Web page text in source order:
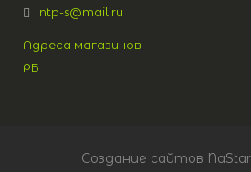
ntp-s@mail.ru
Адреса магазинов
РБ
Создание сайтов